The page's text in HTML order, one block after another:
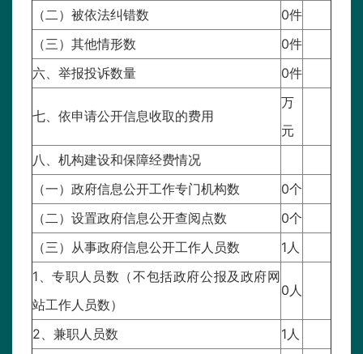
（二）被依法纠错数
0件
（三）其他情形数
0件
六、举报投诉数量
0件
七、依申请公开信息收取的费用
万
元
八、机构建设和保障经费情况
（一）政府信息公开工作专门机构数
0个
（二）设置政府信息公开查阅点数
0个
（三）从事政府信息公开工作人员数
1人
1、专职人员数（不包括政府公报及政府网
站工作人员数）
0人
2、兼职人员数
1人